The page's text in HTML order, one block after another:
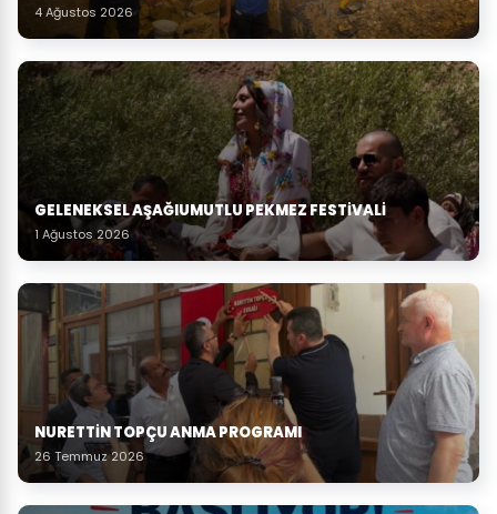
4 Ağustos 2026
GELENEKSEL AŞAĞIUMUTLU PEKMEZ FESTIVALI
1 Ağustos 2026
NURETTIN TOPÇU ANMA PROGRAMI
26 Temmuz 2026